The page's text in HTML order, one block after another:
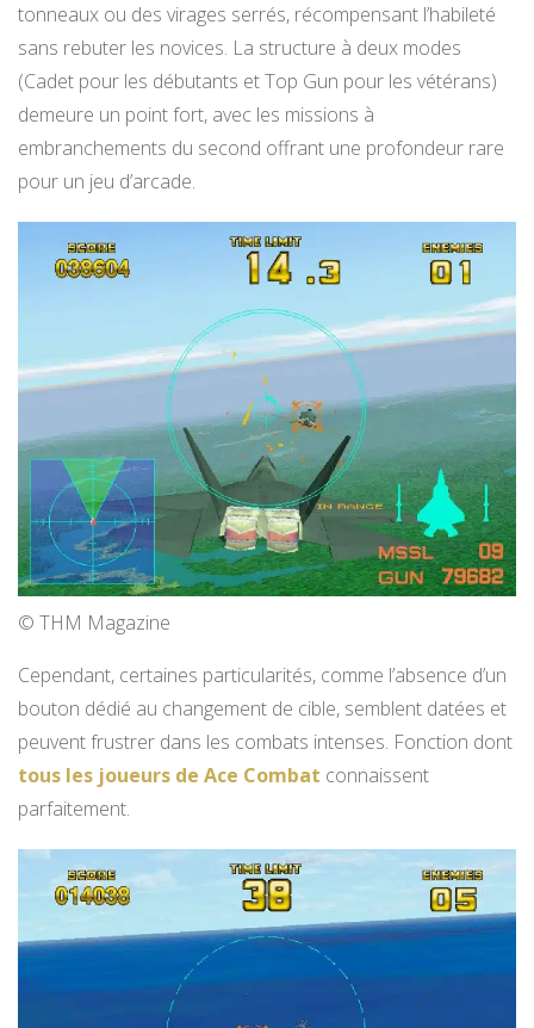
tonneaux ou des virages serrés, récompensant l’habileté
sans rebuter les novices. La structure à deux modes
(Cadet pour les débutants et Top Gun pour les vétérans)
demeure un point fort, avec les missions à
embranchements du second offrant une profondeur rare
pour un jeu d’arcade.
© THM Magazine
Cependant, certaines particularités, comme l’absence d’un
bouton dédié au changement de cible, semblent datées et
peuvent frustrer dans les combats intenses. Fonction dont
tous les joueurs de Ace Combat connaissent
parfaitement.